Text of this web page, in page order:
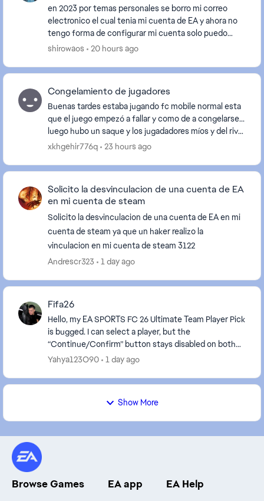
en 2023 por temas personales se borro mi correo
electronico el cual tenia mi cuenta de EA y ahora no
tengo forma de configurar mi cuenta solo puedo
acceder a ella atraves de steam limitandome a solo ...
shirowaos 20 hours ago
Congelamiento de jugadores
Buenas tardes estaba jugando fc mobile normal esta
que el juego empezó a fallar y como de a congelarse...
luego hubo un saque y los jugadadores míos y del rival
se quedaron congelados sin movimientos...
xkhgehir776q 23 hours ago
Solicito la desvinculacion de una cuenta de EA
en mi cuenta de steam
Solicito la desvinculacion de una cuenta de EA en mi
cuenta de steam ya que un haker realizo la
vinculacion en mi cuenta de steam 3122
Andrescr323
1 day ago
Fifa26
Hello, my EA SPORTS FC 26 Ultimate Team Player Pick
is bugged. I can select a player, but the
“Continue/Confirm” button stays disabled on both
PS4 and the Companion App. Please reset or
Yahya123O90 1 day ago
Show More
Browse Games EA app EA Help